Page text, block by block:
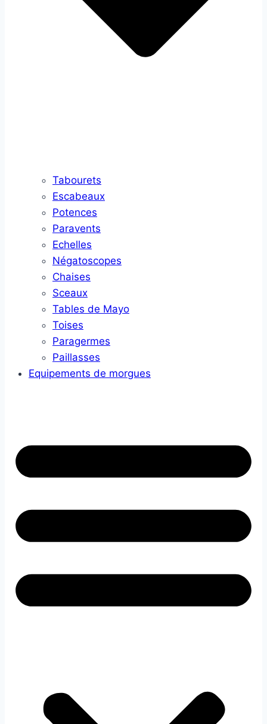
Tabourets
Escabeaux
Potences
Paravents
Echelles
Négatoscopes
Chaises
Sceaux
Tables de Mayo
Toises
Paragermes
Paillasses
Equipements de morgues